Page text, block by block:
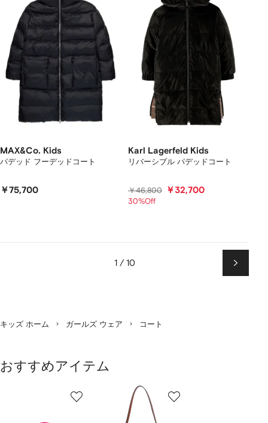
MAX&Co. Kids
パデッド フーデッドコート
￥75,700
Karl Lagerfeld Kids
リバーシブル パデッドコート
￥46,800 ￥32,700
30%Off
1 / 10
次
ペ
キッズ ホーム ガールズ ウェア コート
おすすめアイテム